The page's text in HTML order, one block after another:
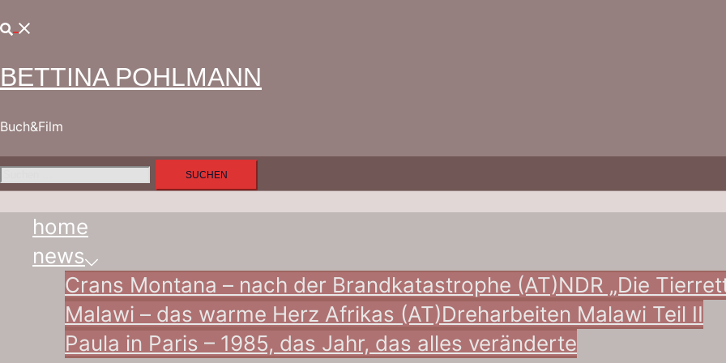
Inhalt
springen
Suche
BETTINA POHLMANN
Buch&Film
Suchen
nach:
home
news
Crans Montana – nach der Brandkatastrophe (AT)NDR „Die
Malawi – das warme Herz Afrikas (AT)Dreharbeiten Malawi Teil II
Paula in Paris – 1985, das Jahr, das alles veränderte